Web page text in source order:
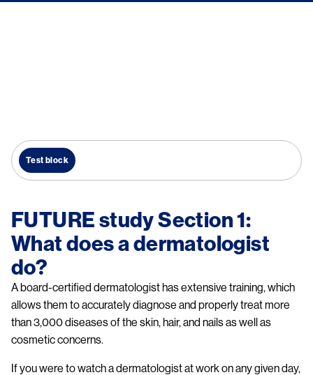
Test block
FUTURE study Section 1:
What does a dermatologist
do?
A board-certified dermatologist has extensive training, which
allows them to accurately diagnose and properly treat more
than 3,000 diseases of the skin, hair, and nails as well as
cosmetic concerns.
If you were to watch a dermatologist at work on any given day,